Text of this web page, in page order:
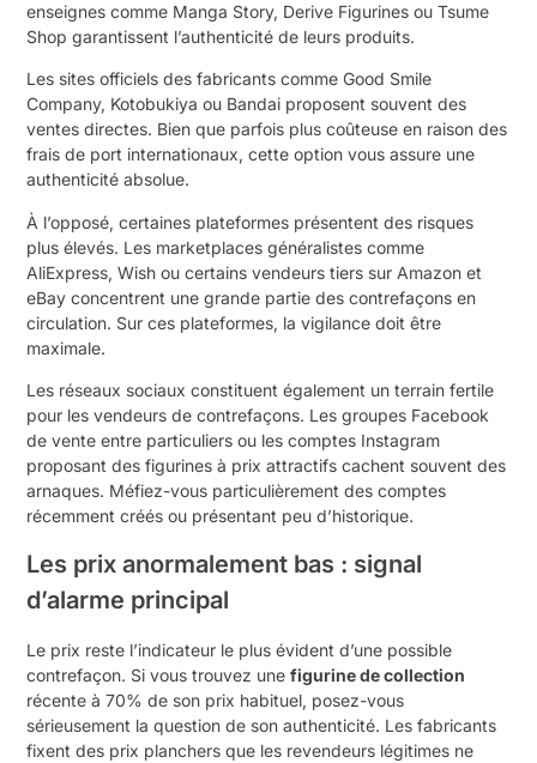
enseignes comme Manga Story, Derive Figurines ou Tsume
Shop garantissent l’authenticité de leurs produits.
Les sites officiels des fabricants comme Good Smile
Company, Kotobukiya ou Bandai proposent souvent des
ventes directes. Bien que parfois plus coûteuse en raison des
frais de port internationaux, cette option vous assure une
authenticité absolue.
À l’opposé, certaines plateformes présentent des risques
plus élevés. Les marketplaces généralistes comme
AliExpress, Wish ou certains vendeurs tiers sur Amazon et
eBay concentrent une grande partie des contrefaçons en
circulation. Sur ces plateformes, la vigilance doit être
maximale.
Les réseaux sociaux constituent également un terrain fertile
pour les vendeurs de contrefaçons. Les groupes Facebook
de vente entre particuliers ou les comptes Instagram
proposant des figurines à prix attractifs cachent souvent des
arnaques. Méfiez-vous particulièrement des comptes
récemment créés ou présentant peu d’historique.
Les prix anormalement bas : signal
d’alarme principal
Le prix reste l’indicateur le plus évident d’une possible
contrefaçon. Si vous trouvez unefigurine de collection
récente à 70% de son prix habituel, posez-vous
sérieusement la question de son authenticité. Les fabricants
fixent des prix planchers que les revendeurs légitimes ne